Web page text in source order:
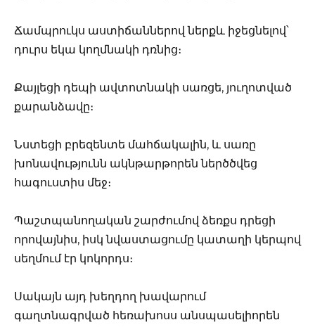
Ճամպրուկս աստիճաններով ներքև իջեցնելով՝
դուրս եկա կողմնակի դռնից։
Քայլեցի դեպի ավտոտնակի սառցե, յուղոտված
քարանձավը։
Նստեցի բրեզենտե մահճակալին, և սառը
խոնավությունն ակնթարթորեն ներծծվեց
հագուստիս մեջ։
Պաշտպանողական շարժումով ձեռքս դրեցի
որովայնիս, իսկ նվաստացումը կատաղի կերպով
սեղմում էր կոկորդս։
Սակայն այդ խեղդող խավարում
գաղտնագրված հեռախոսս անսպասելիորեն